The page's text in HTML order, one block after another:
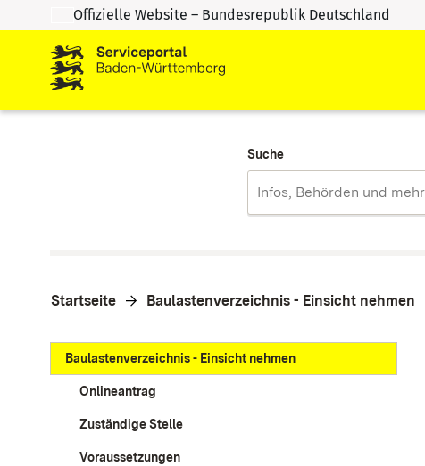
Zum Inhalt springen
Zur Suche springen
Offizielle Website – Bundesrepublik Deutschland
Suche
Startseite Baulastenverzeichnis - Einsicht nehmen
Baulastenverzeichnis - Einsicht nehmen
Onlineantrag
Zuständige Stelle
Voraussetzungen